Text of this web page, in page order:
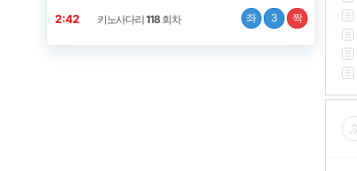
2:41 키노사다리118회차 좌 3 짝